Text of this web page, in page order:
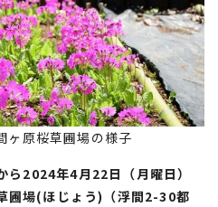
ヶ原桜草圃場の様子
2024年4月22日（月曜日）
圃場(ほじょう)（浮間2-30都